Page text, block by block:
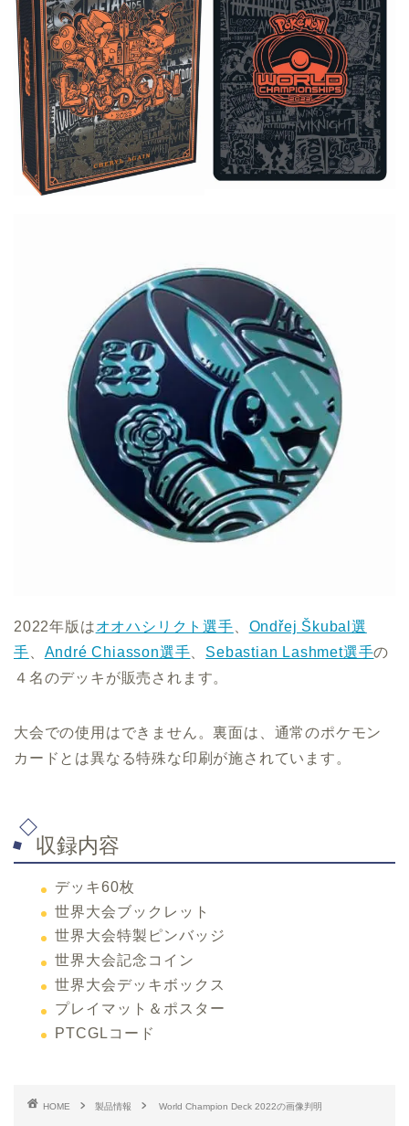
2022年版はオオハシリクト選手
Ondřej Škubal選
手
André Chiasson選手 Sebastian Lashmet選手の
４名のデッキが販売されます。
大会での使用はできません。裏面は、通常のポケモン
カードとは異なる特殊な印刷が施されています。
収録内容
デッキ60枚
世界大会ブックレット
世界大会特製ピンバッジ
世界大会記念コイン
世界大会デッキボックス
プレイマット＆ポスター
PTCGLコード
HOME 製品情報 World Champion Deck 2022の画像判明